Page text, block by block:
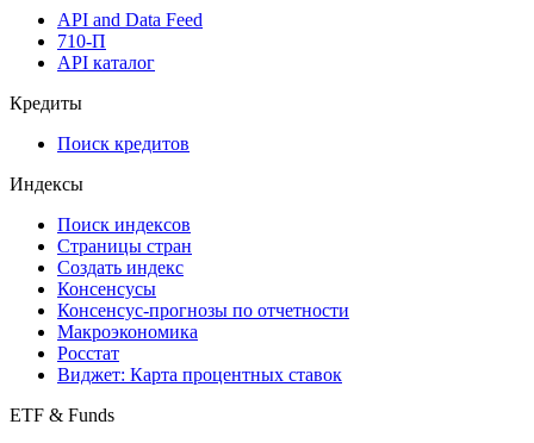
API and Data Feed
710-П
API каталог
Кредиты
Поиск кредитов
Индексы
Поиск индексов
Страницы стран
Создать индекс
Консенсусы
Консенсус-прогнозы по отчетности
Макроэкономика
Росстат
Виджет: Карта процентных ставок
ETF & Funds